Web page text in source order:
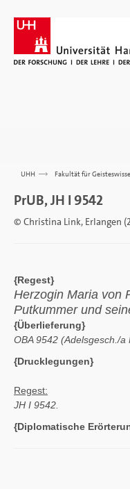
UHH >>> Fakultät für
PrUB, JH I 9542
© Christina Link, Erlangen
{Regest}
Herzogin Maria von
Putkummer und
{Überlieferung}
OBA 9542 (Adelsgesch./a
{Drucklegungen}
Regest:
JH I 9542.
{Diplomatische